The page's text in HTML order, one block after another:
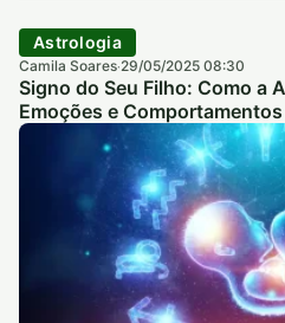
Astrologia
Camila Soares·29/05/2025 08:30
Signo do Seu Filho: Como a
Emoções e Comportamentos